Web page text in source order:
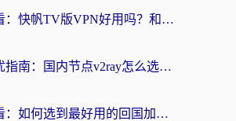
海外党必看：快帆TV版VPN好用吗？和快游VPN对比哪个回国效果更好？附实用避坑指南
海外党无忧指南：国内节点v2ray怎么选？一键回国VPN+多场景实测帮你避坑
海外党必看：如何选到最好用的回国加速器？从节点到售后的全维度指南